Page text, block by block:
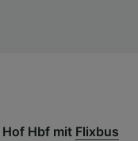
Hbf mit Flixbus